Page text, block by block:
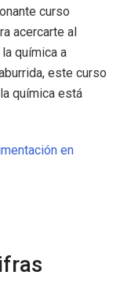
curso
acercarte al
química a
este curso
química está
en